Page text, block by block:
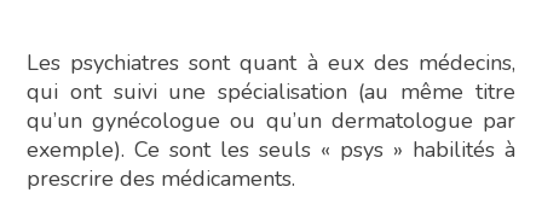
Les psychiatres sont quant à eux des médecins,
qui ont suivi une spécialisation (au même titre
qu’un gynécologue ou qu’un dermatologue par
exemple). Ce sont les seuls « psys » habilités à
prescrire des médicaments.